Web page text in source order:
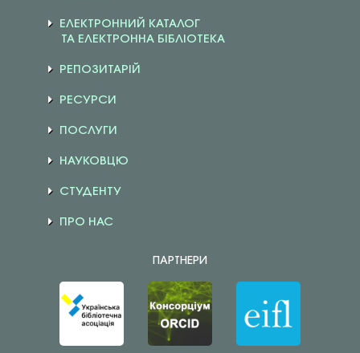
ЕЛЕКТРОННИЙ КАТАЛОГ
ТА ЕЛЕКТРОННА БІБЛІОТЕКА
РЕПОЗИТАРІЙ
РЕСУРСИ
ПОСЛУГИ
НАУКОВЦЮ
СТУДЕНТУ
ПРО НАС
ПАРТНЕРИ